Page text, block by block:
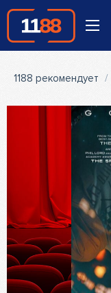
1188 рекомендует